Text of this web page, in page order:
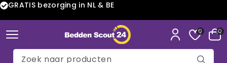
GRATIS bezorging in NL & BE
0 0